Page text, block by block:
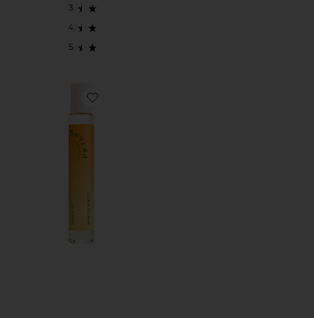
Favorite BOLA ROLANTE CITRUS REVERIE